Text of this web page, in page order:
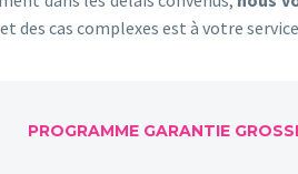
des cas complexes est à votre
PROGRAMME GARANTIE